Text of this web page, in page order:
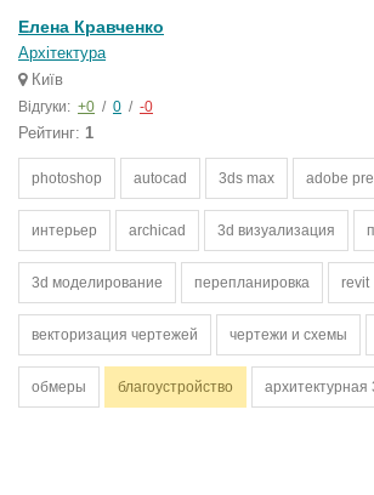
Елена Кравченко
Архітектура
Київ
Відгуки: +0 / 0 / -0
Рейтинг: 1
photoshop autocad 3ds max adobe
интерьер archicad 3d визуализация
3d моделирование перепланировка revit
векторизация чертежей чертежи и схемы
обмеры благоустройство